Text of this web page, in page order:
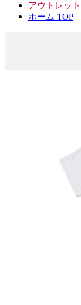
アウトレット
ホーム TOP